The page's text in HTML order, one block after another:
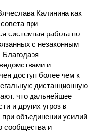
Калинина как
при
системная работа по
с незаконным
Благодаря
и
доступ более чем к
дистанционную
что дальнейшее
и других угроз в
объединении усилий
сообщества и